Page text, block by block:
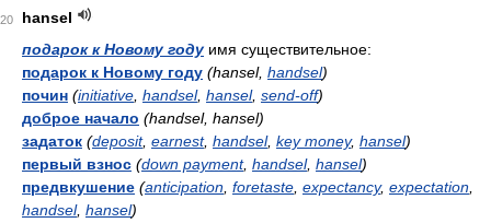
20
hansel
подарок к Новому году имя существительное:
подарок к Новому году (hansel, handsel)
почин (initiative handsel, hansel, send-off)
доброе начало (handsel, hansel)
задаток (deposit, earnest, handsel, key money, hansel)
первый взнос (down payment, handsel, hansel)
предвкушение (anticipation foretaste expectancy, expectation
handsel, hansel)